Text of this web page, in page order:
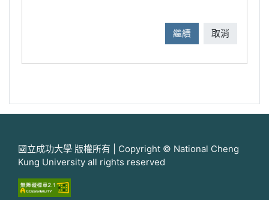
繼續 取消
國立成功大學 版權所有 | Copyright © National Cheng
Kung University all rights reserved